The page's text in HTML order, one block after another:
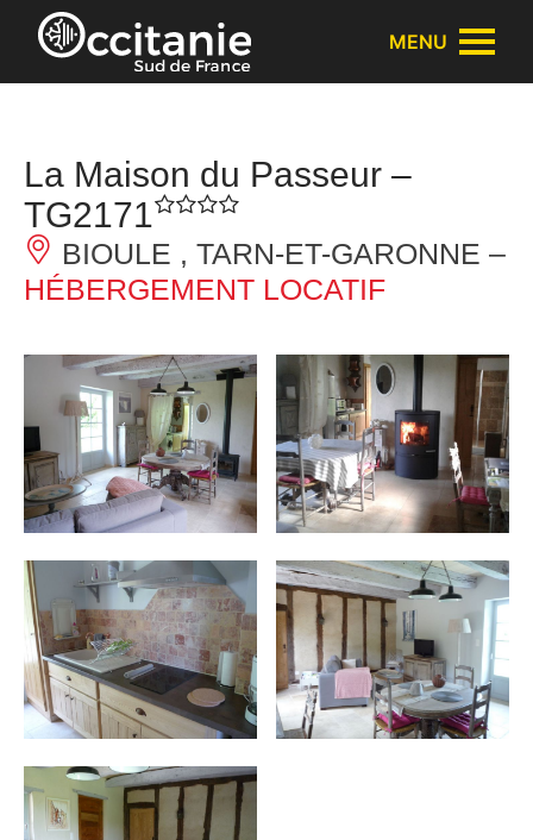
Panneau de gestion des cookies
MENU
La Maison du Passeur –
TG2171
BIOULE , TARN-ET-GARONNE –
HÉBERGEMENT LOCATIF